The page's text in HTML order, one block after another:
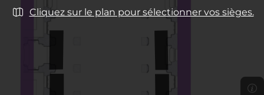
Cliquez sur le plan pour sélectionner vos sièges.